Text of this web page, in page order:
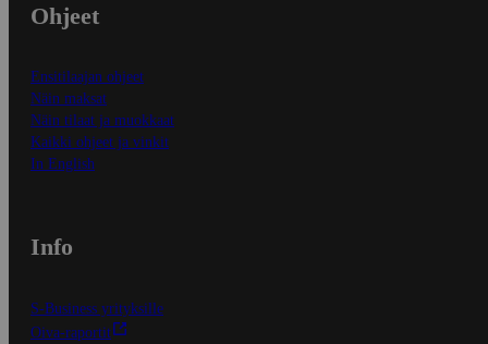
Ohjeet
Ensitilaajan ohjeet
Näin maksat
Näin tilaat ja muokkaat
Kaikki ohjeet ja vinkit
In English
Info
S-Business yrityksille
Oiva-raportit